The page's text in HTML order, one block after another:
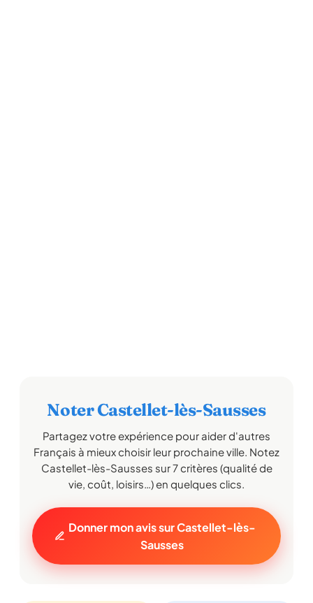
Noter Castellet-lès-Sausses
Partagez votre expérience pour aider d'autres
Français à mieux choisir leur prochaine ville. Notez
Castellet-lès-Sausses sur 7 critères (qualité de
vie, coût, loisirs…) en quelques clics.
Donner mon avis sur Castellet-lès-
Sausses